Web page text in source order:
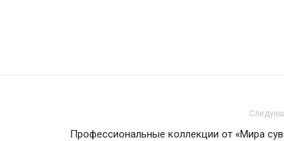
Профессиональные коллекции от «Мира